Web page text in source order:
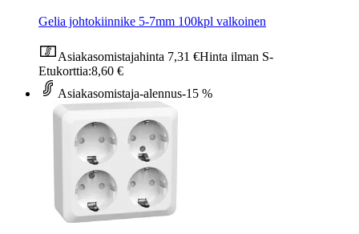
Gelia johtokiinnike 5-7mm 100kpl valkoinen
Asiakasomistajahinta 7,31 €Hinta ilman S-
Etukorttia:8,60 €
Asiakasomistaja-alennus-15 %